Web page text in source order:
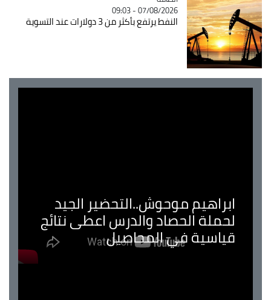
07/08/2026 - 09:03
النفط يرتفع بأكثر من 3 دولارات عند التسوية
ابراهيم موحوش..التحضير الجيد
لحملة الحصاد والدرس اعطى نتائج
قياسية في المحاصيل